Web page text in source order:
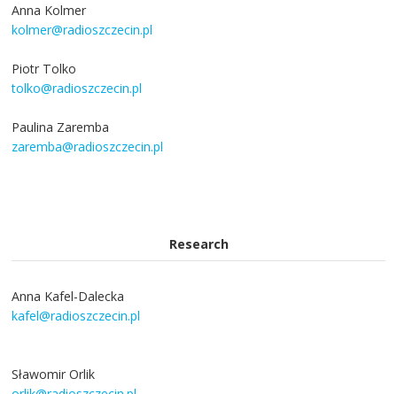
Anna Kolmer
kolmer@radioszczecin.pl
Piotr Tolko
tolko@radioszczecin.pl
Paulina Zaremba
zaremba@radioszczecin.pl
Research
Anna Kafel-Dalecka
kafel@radioszczecin.pl
Sławomir Orlik